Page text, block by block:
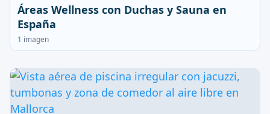
Áreas Wellness con Duchas y Sauna en
España
1 imagen